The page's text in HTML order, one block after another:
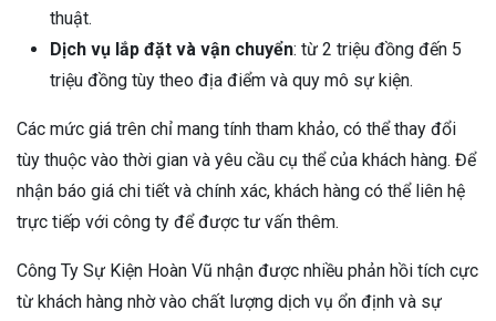
thuật.
Dịch vụ lắp đặt và vận chuyển: từ 2 triệu đồng đến 5
triệu đồng tùy theo địa điểm và quy mô sự kiện.
Các mức giá trên chỉ mang tính tham khảo, có thể thay đổi
tùy thuộc vào thời gian và yêu cầu cụ thể của khách hàng. Để
nhận báo giá chi tiết và chính xác, khách hàng có thể liên hệ
trực tiếp với công ty để được tư vấn thêm.
Công Ty Sự Kiện Hoàn Vũ nhận được nhiều phản hồi tích cực
từ khách hàng nhờ vào chất lượng dịch vụ ổn định và sự